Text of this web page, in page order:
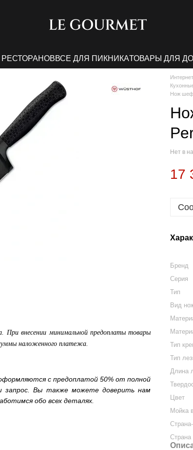
ВСЕ ДЛЯ ПИКНИКАТОВАРЫ ДЛЯ
При внесении минимальной предоплаты товары
наложенного платежа.
с предоплатой 50% от полной
запрос. Вы также можете доверить нам
обо всех деталях.
Нож
Нет в
17
Бренд
Серия
Тип
Вид
Тип
Тип
Длина
Цвет
Мойка
Страна